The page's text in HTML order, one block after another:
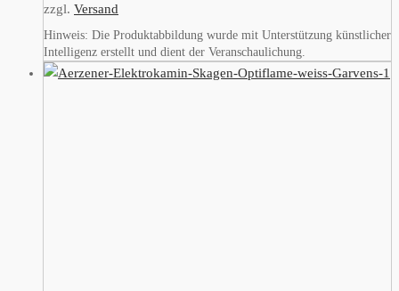
zzgl. Versand
Hinweis: Die Produktabbildung wurde mit Unterstützung künstlicher
Intelligenz erstellt und dient der Veranschaulichung.